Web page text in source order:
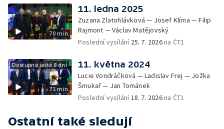
70 min
11. ledna 2025
Zuzana Zlatohlávková — Josef Klíma — Filip
Rajmont — Václav Matějovský
Poslední vysílání 25. 7. 2026na ČT1
Dostupné ještě 8 dní
71 min
11. května 2024
Lucie Vondráčková — Ladislav Frej — Jožka
Šmukař — Jan Tománek
Poslední vysílání18. 7. 2026na ČT1
Ostatní také sledují